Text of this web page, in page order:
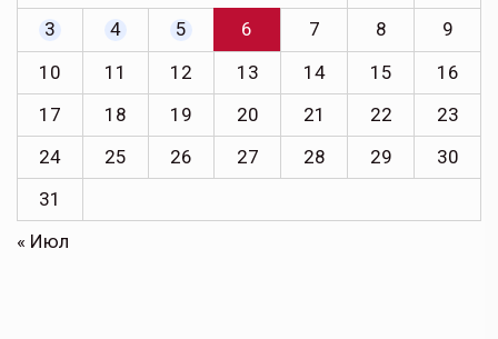
3
4 5 6 7 8
9
10
11 12 13 14 15
16
17
18 19 20 21 22
23
24
25 26 27 28 29
30
31
« Июл